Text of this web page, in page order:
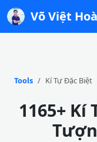
Võ Việt
Tools Kí Tự Đặc Biệt
1165+ Kí